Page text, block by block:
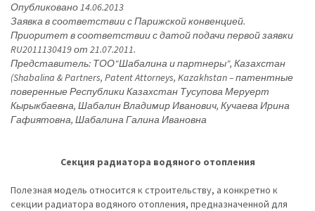
Опубликовано 14.06.2013
Заявка в соответствии с Парижской конвенцией.
Приоритет в соответствии с датой подачи первой заявки
RU2011130419 от 21.07.2011.
Представитель: ТОО"Шабалина и партнеры", Казахстан
(Shabalina & Partners, Patent Attorneys, Kazakhstan – патентные
поверенные Республики Казахстан Тусупова Меруерт
Кырыкбаевна, Шабалин Владимир Иванович, Кучаева Ирина
Гафиятовна, Шабалина Галина Ивановна
Секция радиатора водяного отопления
Полезная модель относится к строительству, а конкретно к
секции радиатора водяного отопления, предназначенной для